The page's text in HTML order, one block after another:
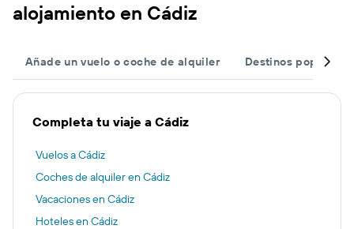
alojamiento en Cádiz
Añade un vuelo o coche de alquiler Destinos populares
Completa tu viaje a Cádiz
Vuelos a Cádiz
Coches de alquiler en Cádiz
Vacaciones en Cádiz
Hoteles en Cádiz